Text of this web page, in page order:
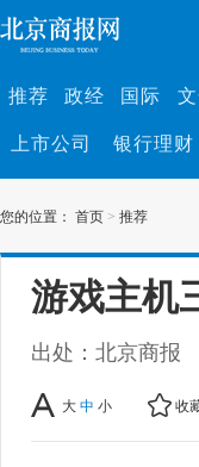
推荐 政经 国际
上市公司 银行理财
您的位置： 首页 > 推荐
游戏主机
出处：北京商报
大 中 小 收